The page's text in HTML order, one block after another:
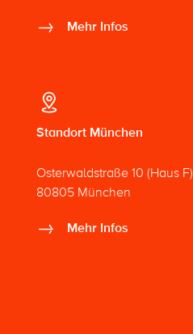
Mehr Infos
Standort München
Osterwaldstraße 10 (Haus F)
80805 München
Mehr Infos